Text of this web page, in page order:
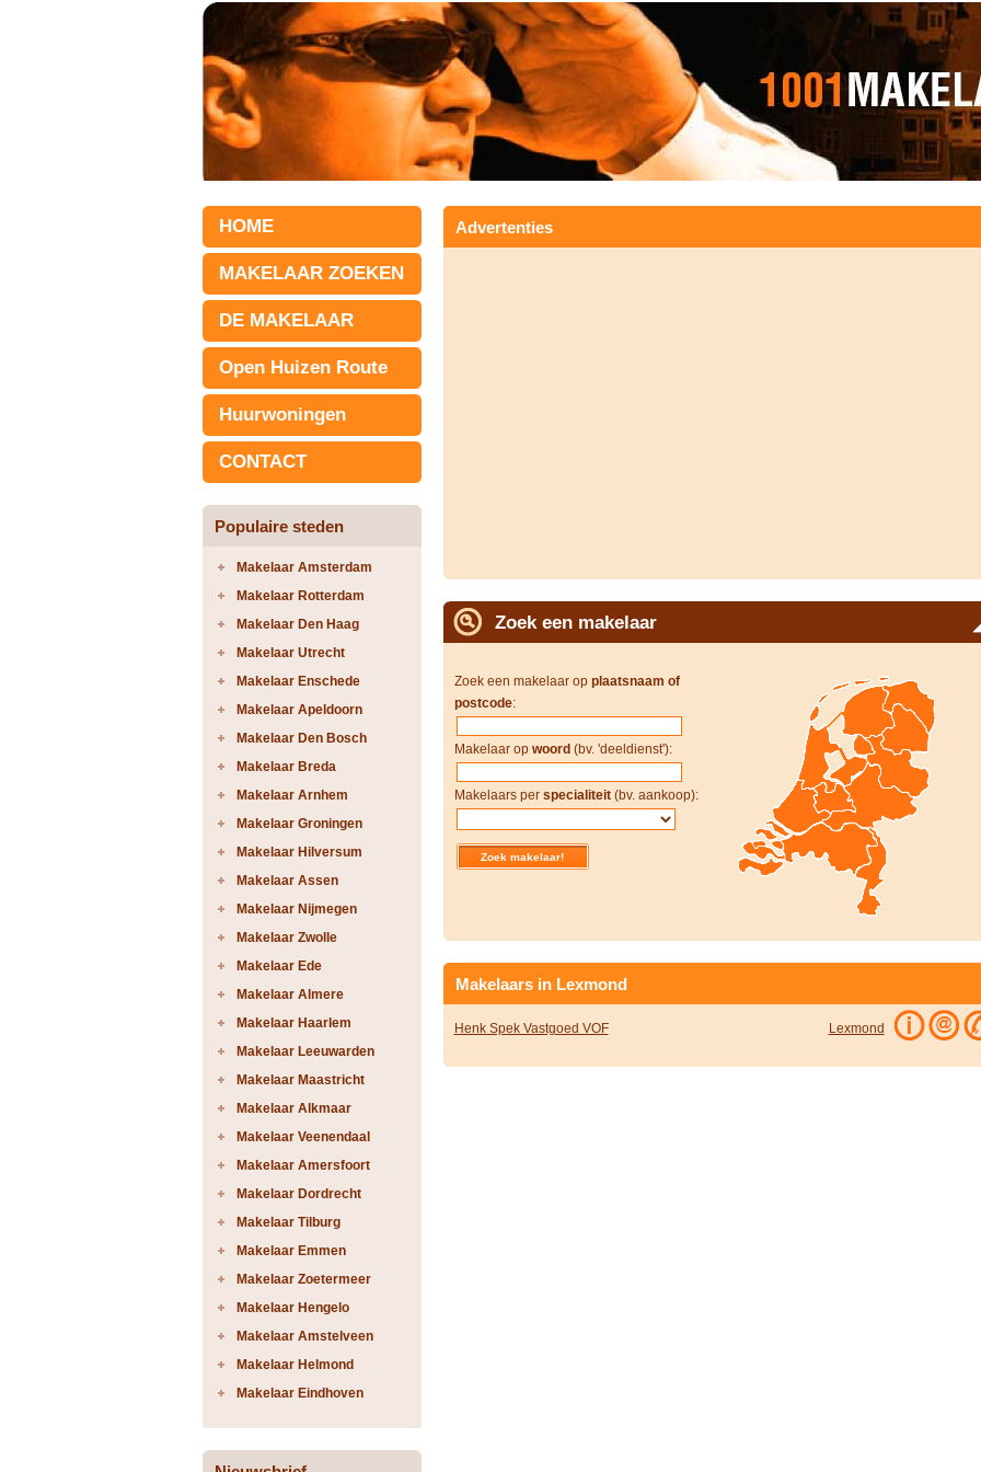
HOME
MAKELAAR ZOEKEN
DE MAKELAAR
Open Huizen Route
Huurwoningen
CONTACT
Populaire steden
Makelaar Amsterdam
Makelaar Rotterdam
Makelaar Den Haag
Makelaar Utrecht
Makelaar Enschede
Makelaar Apeldoorn
Makelaar Den Bosch
Makelaar Breda
Makelaar Arnhem
Makelaar Groningen
Makelaar Hilversum
Makelaar Assen
Makelaar Nijmegen
Makelaar Zwolle
Makelaar Ede
Makelaar Almere
Makelaar Haarlem
Makelaar Leeuwarden
Makelaar Maastricht
Makelaar Alkmaar
Makelaar Veenendaal
Makelaar Amersfoort
Makelaar Dordrecht
Makelaar Tilburg
Makelaar Emmen
Makelaar Zoetermeer
Makelaar Hengelo
Makelaar Amstelveen
Makelaar Helmond
Makelaar Eindhoven
Advertenties
Zoek een makelaar
Zoek een makelaar op plaatsnaam of
postcode:
Makelaar op woord (bv. 'deeldienst'):
Makelaars per specialiteit(bv. aankoop):
Makelaars in Lexmond
Henk Spek Vastgoed VOF Lexmond